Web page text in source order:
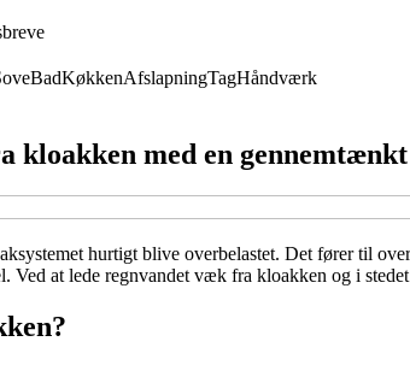
BadKøkkenAfslapningTagHåndværk
kloakken med en
hurtigt blive overbelastet. Det fører til
Ved at lede regnvandet væk fra kloakken og i